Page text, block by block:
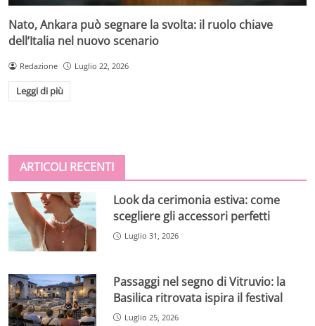
Nato, Ankara può segnare la svolta: il ruolo chiave
dell’Italia nel nuovo scenario
Redazione Luglio 22, 2026
Leggi di più
ARTICOLI RECENTI
Look da cerimonia estiva: come
scegliere gli accessori perfetti
Luglio 31, 2026
Passaggi nel segno di Vitruvio: la
Basilica ritrovata ispira il festival
Luglio 25, 2026